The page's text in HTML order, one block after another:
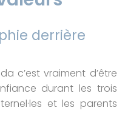
derrière
c’est vraiment d’être
durant les trois
et les parents